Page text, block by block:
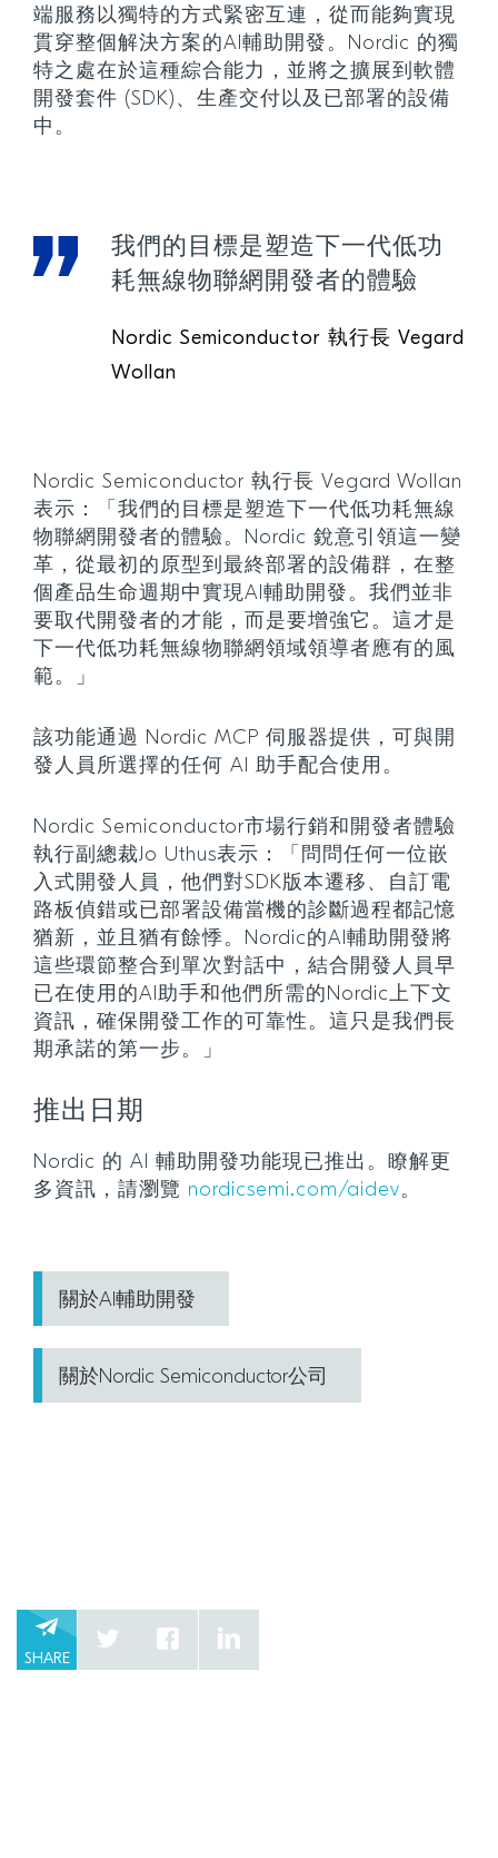
端服務以獨特的方式緊密互連，從而能夠實現
貫穿整個解決方案的AI輔助開發。Nordic 的獨
特之處在於這種綜合能力，並將之擴展到軟體
開發套件 (SDK)、生產交付以及已部署的設備
中。
我們的目標是塑造下一代低功
耗無線物聯網開發者的體驗
Nordic Semiconductor 執行長 Vegard
Wollan
Nordic Semiconductor 執行長 Vegard Wollan
表示：「我們的目標是塑造下一代低功耗無線
物聯網開發者的體驗。Nordic 銳意引領這一變
革，從最初的原型到最終部署的設備群，在整
個產品生命週期中實現AI輔助開發。我們並非
要取代開發者的才能，而是要增強它。這才是
下一代低功耗無線物聯網領域領導者應有的風
範。」
該功能通過 Nordic MCP 伺服器提供，可與開
發人員所選擇的任何 AI 助手配合使用。
Nordic Semiconductor市場行銷和開發者體驗
執行副總裁Jo Uthus表示：「問問任何一位嵌
入式開發人員，他們對SDK版本遷移、自訂電
路板偵錯或已部署設備當機的診斷過程都記憶
猶新，並且猶有餘悸。Nordic的AI輔助開發將
這些環節整合到單次對話中，結合開發人員早
已在使用的AI助手和他們所需的Nordic上下文
資訊，確保開發工作的可靠性。這只是我們長
期承諾的第一步。」
推出日期
Nordic 的 AI 輔助開發功能現已推出。瞭解更
多資訊，請瀏覽 nordicsemi.com/aidev。
關於AI輔助開發
關於Nordic Semiconductor公司
SHARE